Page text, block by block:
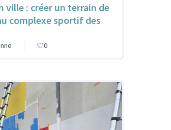
ville : créer un terrain de
complexe sportif des
0